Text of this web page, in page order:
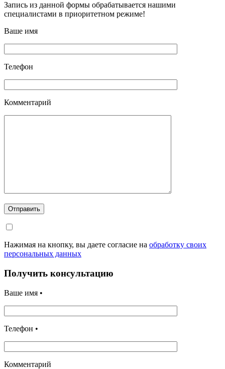
Запись из данной формы обрабатывается нашими
специалистами в приоритетном режиме!
Ваше имя
Телефон
Комментарий
Отправить
Нажимая на кнопку, вы даете согласие на обработку своих
персональных данных
Получить консультацию
Ваше имя •
Телефон •
Комментарий